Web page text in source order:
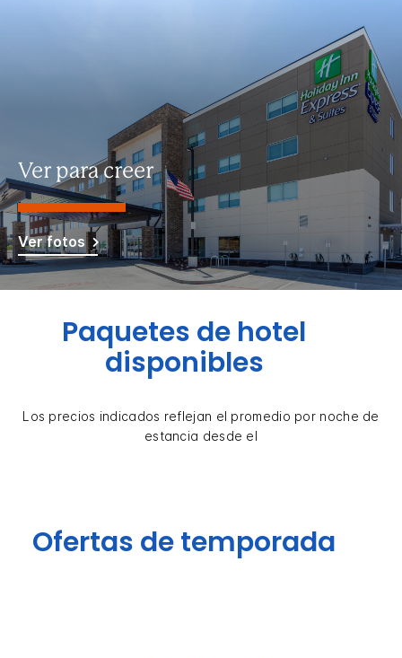
Ver para creer
Ver fotos
Paquetes de hotel
disponibles
Los precios indicados reflejan el promedio por noche de
estancia desde el
Ofertas de temporada